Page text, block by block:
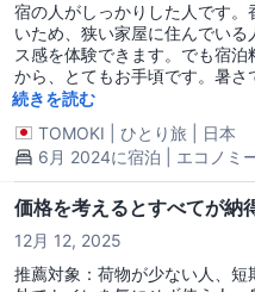
宿の人がしっかりした人です
いため、狭い家屋に住んでい
ス感を体験できます。でも宿
から、とてもお手頃です。暑さ
ができて、夜寝れればOKな自
の繁華街の大通りに面してい
セスが非常に便利です。宿には
あり、ウォーターサーバーも使
ん。かゆいところに手が届く
食べれるところが少ないので
2/F(日本の表記だと3階、ビル
いったん出て脇にあるエスカレ
店があるので朝7時から美味し
続きを読む
TOMOKI
ひとり旅
日本
6月 2024に宿泊 | エコノミ
価格を考えるとすべてが納
12月 12, 2025
推薦対象：荷物が少ない人、